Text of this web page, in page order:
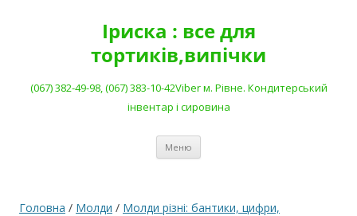
Іриска : все для
тортиків,випічки
(067) 382-49-98, (067) 383-10-42Viber м. Рівне. Кондитерський
інвентар і сировина
Меню
Головна / Молди / Молди різні: бантики, цифри,